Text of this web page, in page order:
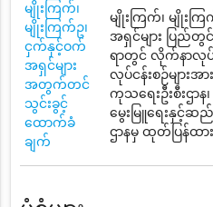
မျိုးကြက်၊
မျိုးကြက်ဥ၊
ငှက်နှင့်ဝက်
အရှင်များ
အတွက်တင်
သွင်းခွင့်
ထောက်ခံ
ချက်
မျိုးကြက်၊ မျိုးက
အရှင်များ ပြည်
ရာတွင် လိုက်နာလု
လုပ်ငန်းစဉ်များအာ
ကုသရေးဦးစီးဌာန၊
မွေးမြူရေးနှင့်ဆည်
ဌာနမှ ထုတ်ပြန်ထာ